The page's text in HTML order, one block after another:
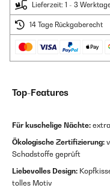
Lieferzeit: 1 - 3
14 Tage Rückgaberecht
Top-Features
Für kuschelige Nächte:
Ökologische Zertifizierung:
Schadstoffe geprüft
Liebevolles Design:
tolles Motiv